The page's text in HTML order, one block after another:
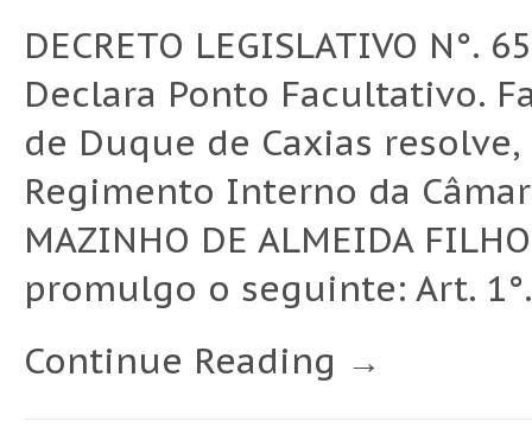
DECRETO LEGISLATIVO N°.
Declara Ponto Facultativo.
de Duque de Caxias
Regimento Interno da
MAZINHO DE ALMEIDA
promulgo o seguinte: Art.
Continue Reading →